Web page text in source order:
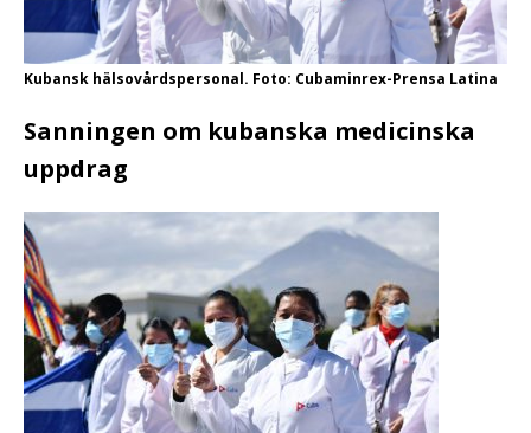
Kubansk hälsovårdspersonal. Foto: Cubaminrex-Prensa Latina
Sanningen om kubanska medicinska
uppdrag